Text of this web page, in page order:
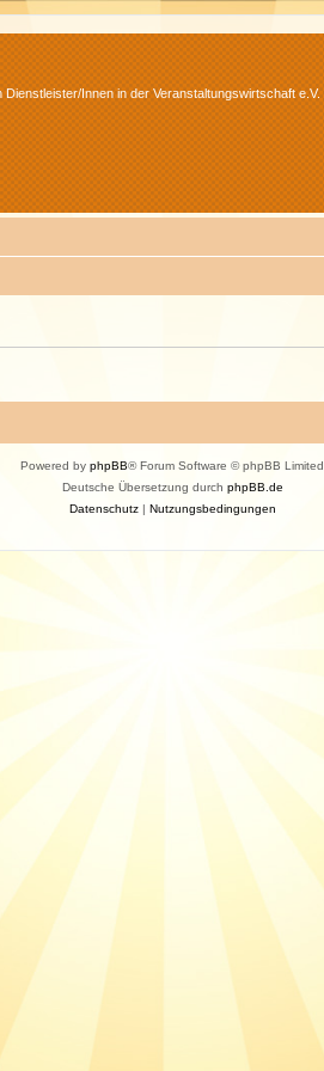
Innen in der Veranstaltungswirtschaft e.V.
Powered by phpBB® Forum Software © phpBB Limited
Deutsche Übersetzung durch phpBB.de
Datenschutz| Nutzungsbedingungen